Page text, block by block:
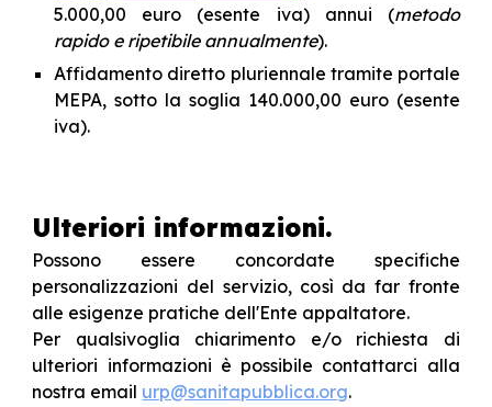
5.000,00 euro (esente iva) annui (metodo
rapido e ripetibile annualmente).
Affidamento diretto pluriennale tramite portale
MEPA, sotto la soglia 140.000,00 euro (esente
iva).
Ulteriori informazioni.
Possono essere concordate specifiche
personalizzazioni del servizio, così da far fronte
alle esigenze pratiche dell'Ente appaltatore.
Per qualsivoglia chiarimento e/o richiesta di
ulteriori informazioni è possibile contattarci alla
nostra email urp@sanitapubblica.org.